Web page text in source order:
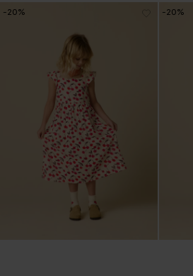
-20% -20%